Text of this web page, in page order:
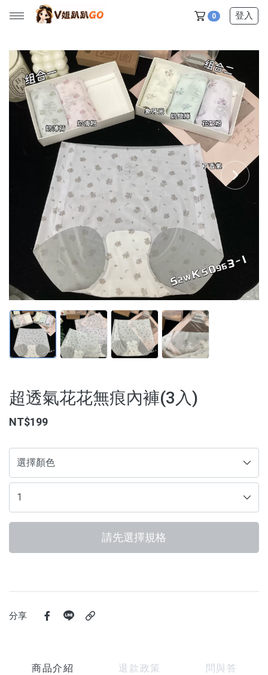
0 登入
所有產品
【V姐團購專屬優惠】
【春季下殺特賣】
【新品上市】
【美髮護理】
【服飾內著】
【居家生活】
【營養保健】
【3C家電/周邊】
【寵物用品】
【能量水晶】
服務/政策
超透氣花花無痕內褲(3入)
NT$199
請先選擇規格
分享
商品介紹 退款政策 問與答